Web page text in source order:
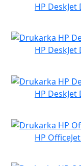
HP DeskJet
HP DeskJet
HP DeskJet
HP